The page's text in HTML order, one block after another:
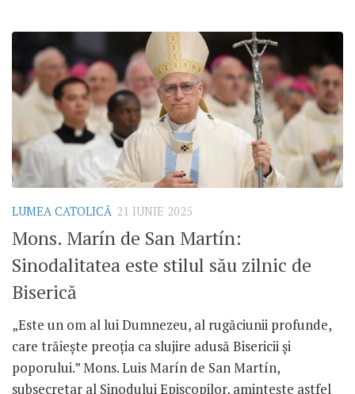
LUMEA CATOLICĂ 21 IUNIE 2025
Mons. Marín de San Martín:
Sinodalitatea este stilul său zilnic de
Biserică
„Este un om al lui Dumnezeu, al rugăciunii profunde,
care trăiește preoția ca slujire adusă Bisericii și
poporului.” Mons. Luis Marín de San Martín,
subsecretar al Sinodului Episcopilor, amintește astfel